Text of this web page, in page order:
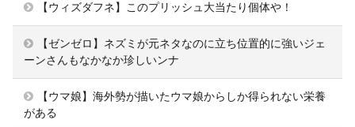
【ウィズダフネ】このプリッシュ大当たり個体や！
【ゼンゼロ】ネズミが元ネタなのに立ち位置的に強いジェ
ーンさんもなかなか珍しいンナ
【ウマ娘】海外勢が描いたウマ娘からしか得られない栄養
がある